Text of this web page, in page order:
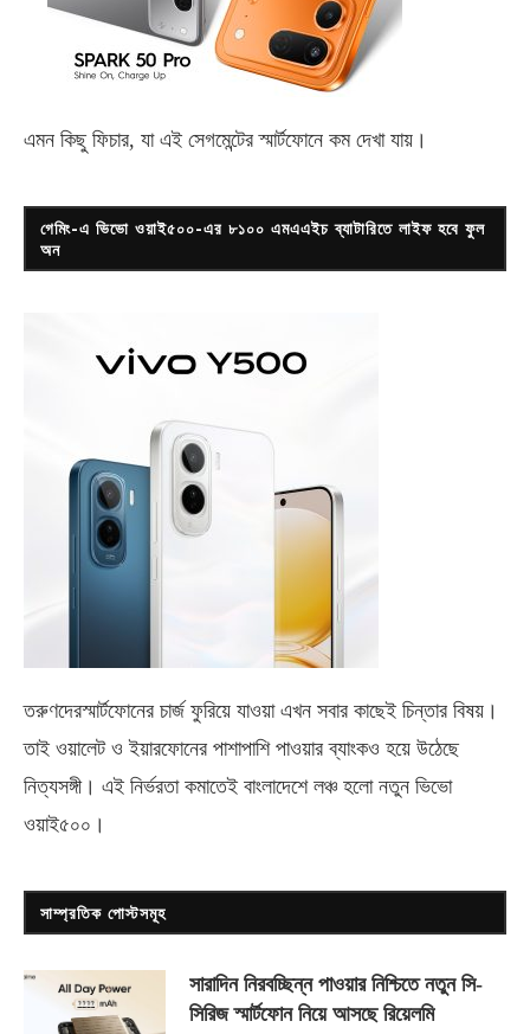
এমন কিছু ফিচার, যা এই সেগমেন্টের স্মার্টফোনে কম দেখা যায়।
গেমিং-এ ভিভো ওয়াই৫০০-এর ৮১০০ এমএএইচ ব্যাটারিতে লাইফ হবে ফুল
অন
তরুণদেরস্মার্টফোনের চার্জ ফুরিয়ে যাওয়া এখন সবার কাছেই চিন্তার বিষয়।
তাই ওয়ালেট ও ইয়ারফোনের পাশাপাশি পাওয়ার ব্যাংকও হয়ে উঠেছে
নিত্যসঙ্গী। এই নির্ভরতা কমাতেই বাংলাদেশে লঞ্চ হলো নতুন ভিভো
ওয়াই৫০০ ।
সাম্প্রতিক পোস্টসমূহ
সারাদিন নিরবচ্ছিন্ন পাওয়ার নিশ্চিতে নতুন সি-
সিরিজ স্মার্টফোন নিয়ে আসছে রিয়েলমি